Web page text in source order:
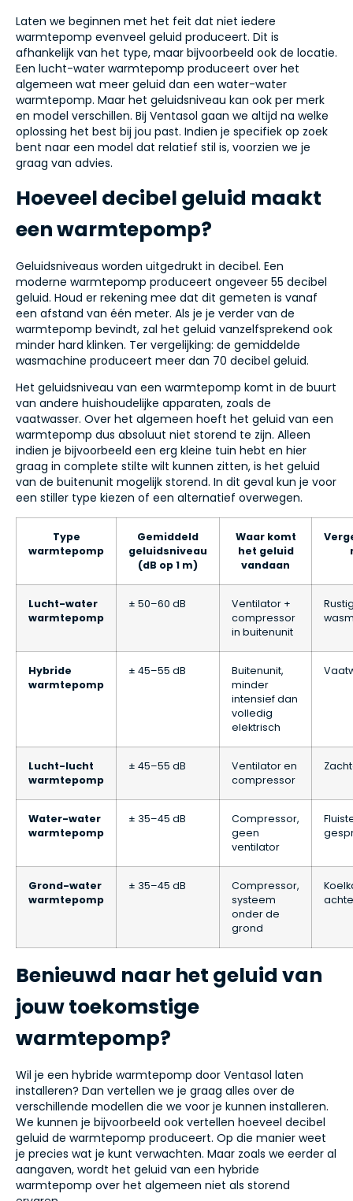
Laten we beginnen met het feit dat niet iedere
warmtepomp evenveel geluid produceert. Dit is
afhankelijk van het type, maar bijvoorbeeld ook de locatie.
Een lucht-water warmtepomp produceert over het
algemeen wat meer geluid dan een water-water
warmtepomp. Maar het geluidsniveau kan ook per merk
en model verschillen. Bij Ventasol gaan we altijd na welke
oplossing het best bij jou past. Indien je specifiek op zoek
bent naar een model dat relatief stil is, voorzien we je
graag van advies.
Hoeveel decibel geluid maakt
een warmtepomp?
Geluidsniveaus worden uitgedrukt in decibel. Een
moderne warmtepomp produceert ongeveer 55 decibel
geluid. Houd er rekening mee dat dit gemeten is vanaf
een afstand van één meter. Als je je verder van de
warmtepomp bevindt, zal het geluid vanzelfsprekend ook
minder hard klinken. Ter vergelijking: de gemiddelde
wasmachine produceert meer dan 70 decibel geluid.
Het geluidsniveau van een warmtepomp komt in de buurt
van andere huishoudelijke apparaten, zoals de
vaatwasser. Over het algemeen hoeft het geluid van een
warmtepomp dus absoluut niet storend te zijn. Alleen
indien je bijvoorbeeld een erg kleine tuin hebt en hier
graag in complete stilte wilt kunnen zitten, is het geluid
van de buitenunit mogelijk storend. In dit geval kun je voor
een stiller type kiezen of een alternatief overwegen.
Type
warmtepomp
Gemiddeld
geluidsniveau
(dB op 1 m)
Waar komt
het geluid
vandaan
Lucht-water
warmtepomp
± 50–60 dB
Ventilator +
compressor
in buitenunit
Hybride
warmtepomp
± 45–55 dB
Buitenunit,
minder
intensief dan
volledig
elektrisch
Lucht-lucht
warmtepomp
± 45–55 dB
Ventilator en
compressor
Water-water
warmtepomp
± 35–45 dB
Compressor,
geen
ventilator
Grond-water
warmtepomp
± 35–45 dB
Compressor,
systeem
onder de
grond
Benieuwd naar het geluid van
jouw toekomstige
warmtepomp?
Wil je een hybride warmtepomp door Ventasol laten
installeren? Dan vertellen we je graag alles over de
verschillende modellen die we voor je kunnen installeren.
We kunnen je bijvoorbeeld ook vertellen hoeveel decibel
geluid de warmtepomp produceert. Op die manier weet
je precies wat je kunt verwachten. Maar zoals we eerder al
aangaven, wordt het geluid van een hybride
warmtepomp over het algemeen niet als storend